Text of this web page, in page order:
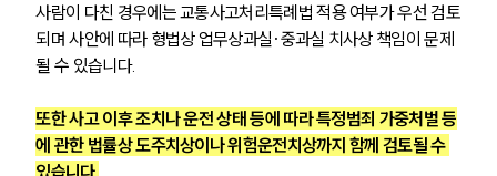
사람이 다친 경우에는 교통사고처리특례법 적용 여부가 우선 검토
되며 사안에 따라 형법상 업무상과실·중과실 치사상 책임이 문제
될 수 있습니다.
또한 사고 이후 조치나 운전 상태 등에 따라 특정범죄 가중처벌 등
에 관한 법률상 도주치상이나 위험운전치상까지 함께 검토될 수